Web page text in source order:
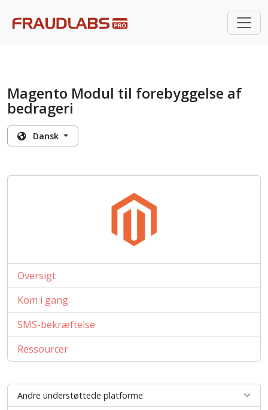
Magento Modul til forebyggelse af
bedrageri
Dansk
Oversigt
Kom i gang
SMS-bekræftelse
Ressourcer
Andre understøttede platforme